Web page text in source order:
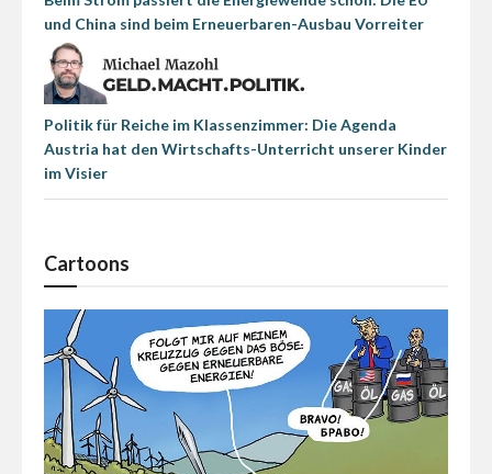
und China sind beim Erneuerbaren-Ausbau Vorreiter
Politik für Reiche im Klassenzimmer: Die Agenda
Austria hat den Wirtschafts-Unterricht unserer Kinder
im Visier
Cartoons